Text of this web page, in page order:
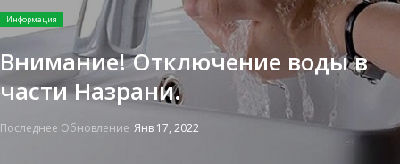
Информация
Внимание! Отключение воды в
части Назрани.
Последнее Обновление Янв 17, 2022